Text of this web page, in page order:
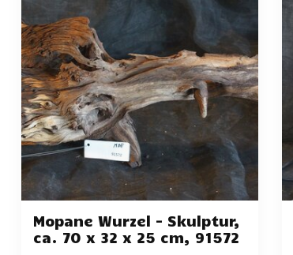
Mopane Wurzel - Skulptur,
ca. 70 x 32 x 25 cm, 91572